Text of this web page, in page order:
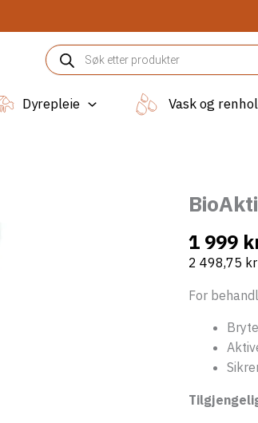
Products
search
Dyrepleie Vask og
1 999
2 498,75 kr
For